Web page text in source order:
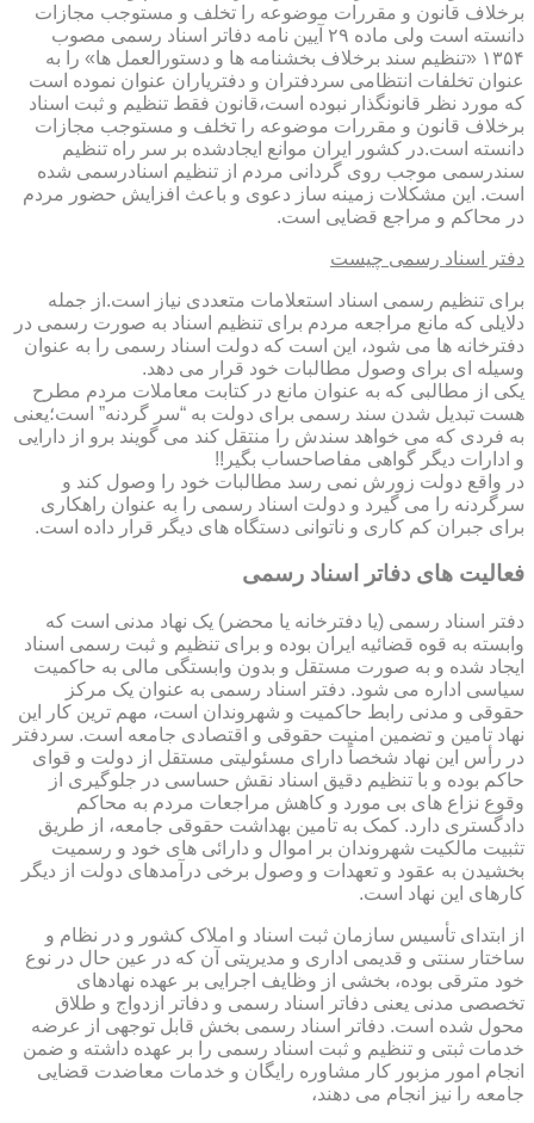
برخلاف قانون و مقررات موضوعه را تخلف و مستوجب مجازات
دانسته است ولی ماده ۲۹ آیین نامه دفاتر اسناد رسمی مصوب
۱۳۵۴ «تنظیم سند برخلاف بخشنامه ها و دستورالعمل ها» را به
عنوان تخلفات انتظامی سردفتران و دفتریاران عنوان نموده است
که مورد نظر قانونگذار نبوده است،قانون فقط تنظیم و ثبت اسناد
برخلاف قانون و مقررات موضوعه را تخلف و مستوجب مجازات
دانسته است.در کشور ایران موانع ایجادشده بر سر راه تنظیم
سندرسمی موجب روی گردانی مردم از تنظیم اسنادرسمی شده
است. این مشکلات زمینه ساز دعوی و باعث افزایش حضور مردم
در محاکم و مراجع قضایی است.
دفتر اسناد رسمی چیست
برای تنظیم رسمی اسناد استعلامات متعددی نیاز است.از جمله
دلایلی که مانع مراجعه مردم برای تنظیم اسناد به صورت رسمی در
دفترخانه ها می شود، این است که دولت اسناد رسمی را به عنوان
وسیله ای برای وصول مطالبات خود قرار می دهد.
یکی از مطالبی که به عنوان مانع در کتابت معاملات مردم مطرح
هست تبدیل شدن سند رسمی برای دولت به “سر گردنه” است؛یعنی
به فردی که می خواهد سندش را منتقل کند می گویند برو از دارایی
و ادارات دیگر گواهی مفاصاحساب بگیر!!
در واقع دولت زورش نمی رسد مطالبات خود را وصول کند و
سرگردنه را می گیرد و دولت اسناد رسمی را به عنوان راهکاری
برای جبران کم کاری و ناتوانی دستگاه های دیگر قرار داده است.
فعالیت های دفاتر اسناد رسمی
دفتر اسناد رسمی (یا دفترخانه یا محضر) یک نهاد مدنی است که
وابسته به قوه قضائیه ایران بوده و برای تنظیم و ثبت رسمی اسناد
ایجاد شده و به صورت مستقل و بدون وابستگی مالی به حاکمیت
سیاسی اداره می شود. دفتر اسناد رسمی به عنوان یک مرکز
حقوقی و مدنی رابط حاکمیت و شهروندان است، مهم ترین کار این
نهاد تامین و تضمین امنیت حقوقی و اقتصادی جامعه است. سردفتر
در رأس این نهاد شخصاً دارای مسئولیتی مستقل از دولت و قوای
حاکم بوده و با تنظیم دقیق اسناد نقش حساسی در جلوگیری از
وقوع نزاع های بی مورد و کاهش مراجعات مردم به محاکم
دادگستری دارد. کمک به تامین بهداشت حقوقی جامعه، از طریق
تثبیت مالکیت شهروندان بر اموال و دارائی های خود و رسمیت
بخشیدن به عقود و تعهدات و وصول برخی درآمدهای دولت از دیگر
کارهای این نهاد است.
از ابتدای تأسیس سازمان ثبت اسناد و املاک کشور و در نظام و
ساختار سنتی و قدیمی اداری و مدیریتی آن که در عین حال در نوع
خود مترقی بوده، بخشی از وظایف اجرایی بر عهده نهادهای
تخصصی مدنی یعنی دفاتر اسناد رسمی و دفاتر ازدواج و طلاق
محول شده است. دفاتر اسناد رسمی بخش قابل توجهی از عرضه
خدمات ثبتی و تنظیم و ثبت اسناد رسمی را بر عهده داشته و ضمن
انجام امور مزبور کار مشاوره رایگان و خدمات معاضدت قضایی
جامعه را نیز انجام می دهند،